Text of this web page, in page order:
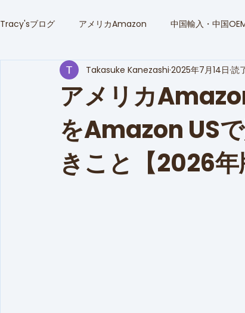
Tracy'sブログ アメリカAmazon 中国輸入・中国
Amazon広告運用徹底ガイド 相談事例
アメリカ
をAmazon US
きこと【2026年
Takasuke Kanezashi 2025年7月14日 読